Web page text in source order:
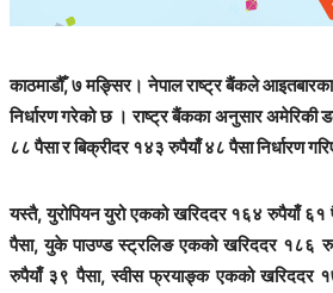
काठमाडौँ, ७ मङ्सिर। नेपाल राष्ट्र बैंकले आइतबारका
निर्धारण गरेको छ । राष्ट्र बैंकका अनुसार
८८ पैसा र बिक्रीदर १४३ रुपैयाँ ४८ पैसा निर्धारण
यस्तै, युरोपियन युरो एकको खरिददर १६४ रुपैयाँ ६१
पैसा, युके पाउण्ड स्ट्रलिङ एकको खरिददर १८६
रुपैयाँ ३९ पैसा, स्वीस फ्रयाङ्क एकको खरिददर